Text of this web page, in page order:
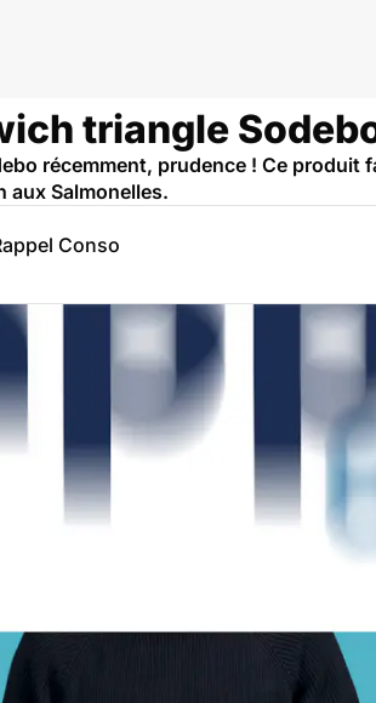
triangle
récemment, prudence ! Ce produit
Salmonelles.
Conso